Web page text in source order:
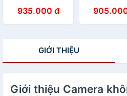
935.000 đ
CÓ MÀU
ĐÊM 1080P
GIỚI THIỆU
Giới thiệu Camera